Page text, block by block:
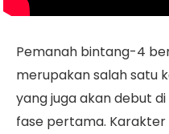
Pemanah bintang-4
merupakan salah satu
yang juga akan debut
fase pertama.